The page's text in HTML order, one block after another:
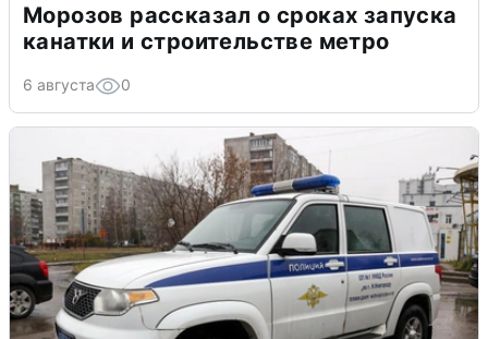
Морозов рассказал о сроках запуска
канатки и строительстве метро
6 августа 0